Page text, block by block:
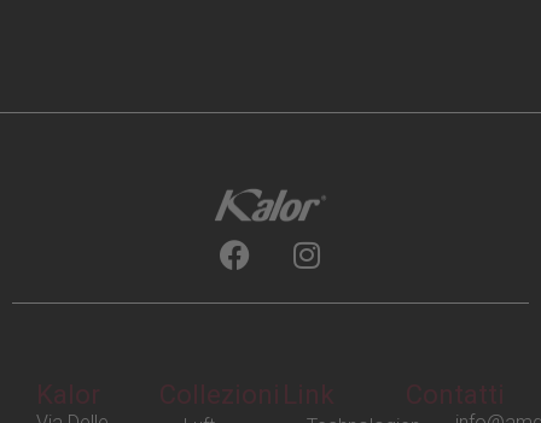
Kalor Collezioni Link Contatti